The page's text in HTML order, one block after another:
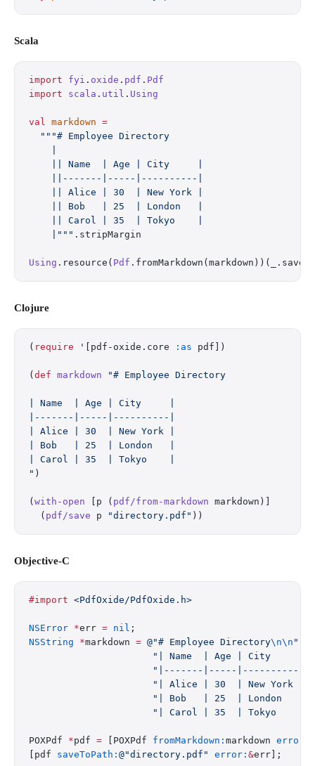
Scala
import fyi . oxide . pdf . Pdf
import scala . util . Using
val markdown =
  """# Employee Directory
    || Name  | Age | City     |
    ||-------|-----|----------|
    || Alice | 30  | New York |
    || Bob   | 25  | London   |
    || Carol | 35  | Tokyo    |
    |"""
.stripMargin
Using .resource( Pdf
Clojure
( require '[pdf-oxide.core :as pdf])
( def markdown "# Employee Directory
| Name  | Age | City     |
|-------|-----|----------|
| Alice | 30  | New York |
| Bob   | 25  | London   |
| Carol | 35  | Tokyo    |
" )
( with-open [p ( pdf/from-markdown markdown)]
  (
pdf/save p "directory.pdf" ))
Objective-C
#import <PdfOxide/PdfOxide.h>
NSError *err = nil ;
NSString *markdown = @"# Employee Directory\n\n "
                      "| Name  | Age | City     |
                      "|-------|-----|----------|
                      "| Alice | 30  | New York |
                      "| Bob   | 25  | London   |
                      "| Carol | 35  | Tokyo    |
POXPdf *pdf = [POXPdf fromMarkdown: markdown error:
[pdf saveToPath: @"directory.pdf" error: &err];